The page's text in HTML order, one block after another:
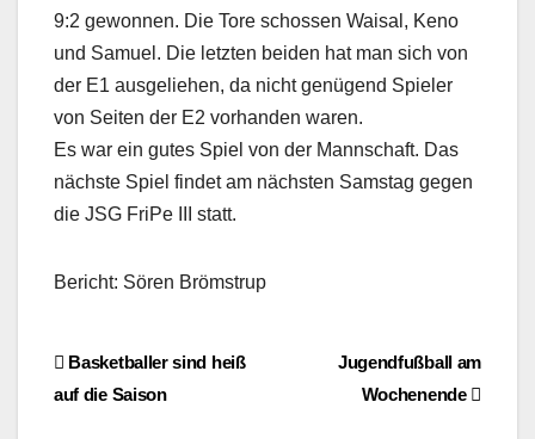
9:2 gewonnen. Die Tore schossen Waisal, Keno
und Samuel. Die letzten beiden hat man sich von
der E1 ausgeliehen, da nicht genügend Spieler
von Seiten der E2 vorhanden waren.
Es war ein gutes Spiel von der Mannschaft. Das
nächste Spiel findet am nächsten Samstag gegen
die JSG FriPe III statt.
Bericht: Sören Brömstrup
BeitragsnavigationJugendfußball am
Wochenende
Basketballer sind heiß
auf die Saison